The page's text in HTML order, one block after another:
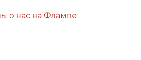
о нас на Флампе